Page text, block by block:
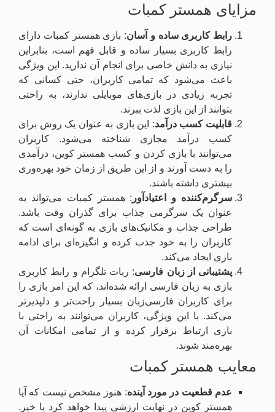
مزایای همستر کمبات
رابط کاربری ساده و آسان: بازی همستر کمبات دارای
رابط کاربری بسیار ساده و قابل فهم است، بنابراین
نیازی به دانش خاصی برای انجام آن ندارید. این ویژگی
باعث می‌شود که تمامی کاربران، حتی کسانی که
تجربه زیادی در بازی‌های موبایلی ندارند، به راحتی
بتوانند از این بازی لذت ببرند.
قابلیت کسب درآمد: این بازی به عنوان یک روش برای
کسب درآمد مجازی شناخته می‌شود. کاربران
می‌توانند با بازی کردن و کسب همستر کوین، درآمدی
را به دست آورند و از این طریق از زمان خود بهره‌وری
بیشتری داشته باشند.
سرگرم‌کننده و اعتیادآور: همستر کمبات می‌تواند به
عنوان یک سرگرمی جذاب برای گذران وقت باشد.
طراحی جذاب و مکانیک‌های بازی به گونه‌ای است که
کاربران را به خود جذب کرده و انگیزه‌ای برای ادامه
بازی ایجاد می‌کند.
پشتیبانی از زبان فارسی: ربات تلگرام و رابط کاربری
بازی به زبان فارسی ارائه شده‌اند، که این امر بازی را
برای کاربران فارسی‌زبان بسیار راحت‌تر و دلپذیرتر
می‌کند. با این ویژگی، کاربران می‌توانند به راحتی با
بازی ارتباط برقرار کرده و از تمامی امکانات آن
بهره‌مند شوند.
معایب همستر کمبات
عدم قطعیت در مورد آینده: هنوز مشخص نیست که آیا
همستر کوین در نهایت ارزشی پیدا خواهد کرد یا خیر.